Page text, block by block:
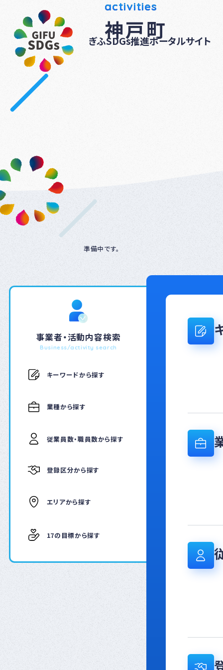
ぎふSDGs推進ポータルサイト
activities
神戸町
準備中です。
事業者・活動内容検索
Business/activity search
キーワードから探す
業種から探す
従業員数・職員数から探す
登録区分から探す
エリアから探す
17の目標から探す